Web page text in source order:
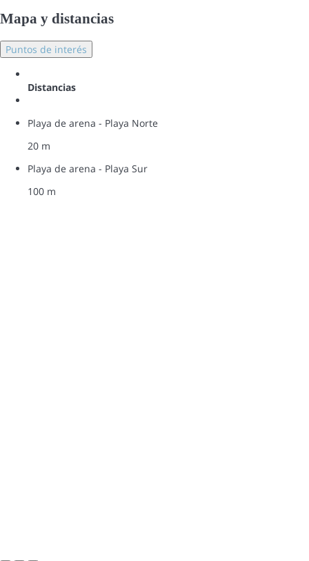
Mapa y distancias
Puntos de interés
Distancias
Playa de arena - Playa Norte
20 m
Playa de arena - Playa Sur
100 m